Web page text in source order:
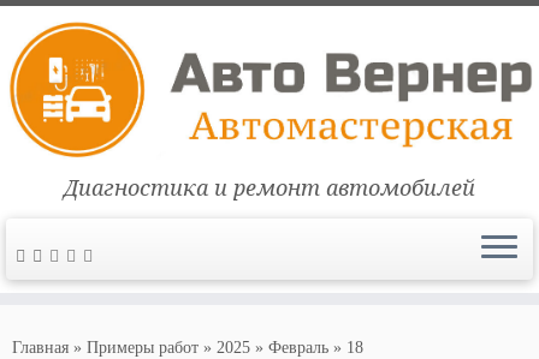
Диагностика и ремонт автомобилей
Главная » Примеры работ » 2025 » Февраль » 18